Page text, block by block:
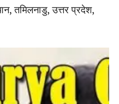
तमिलनाडु, उत्तर प्रदेश,